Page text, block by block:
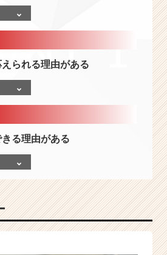
タ
」
」
られる理由がある
る理由がある